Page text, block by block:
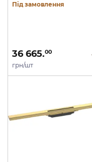
Під замовлення
36 665.00
грн/шт